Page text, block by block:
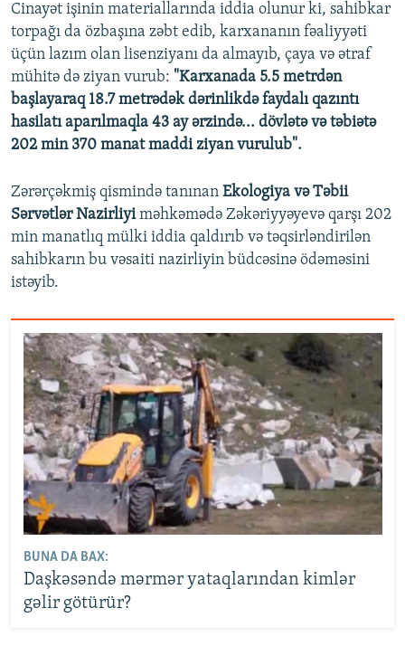
Cinayət işinin materiallarında iddia olunur ki, sahibkar
torpağı da özbaşına zəbt edib, karxananın fəaliyyəti
üçün lazım olan lisenziyanı da almayıb, çaya və ətraf
mühitə də ziyan vurub: "Karxanada 5.5 metrdən
başlayaraq 18.7 metrədək dərinlikdə faydalı qazıntı
hasilatı aparılmaqla 43 ay ərzində... dövlətə və təbiətə
202 min 370 manat maddi ziyan vurulub".
Zərərçəkmiş qismində tanınan Ekologiya və Təbii
Sərvətlər Nazirliyiməhkəmədə Zəkəriyyəyevə qarşı 202
min manatlıq mülki iddia qaldırıb və təqsirləndirilən
sahibkarın bu vəsaiti nazirliyin büdcəsinə ödəməsini
istəyib.
BUNA DA BAX:
Daşkəsəndə mərmər yataqlarından kimlər
gəlir götürür?